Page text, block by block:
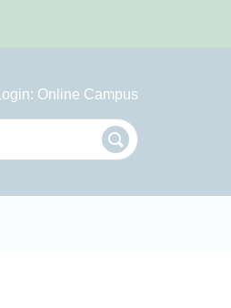
Login: Online Campus